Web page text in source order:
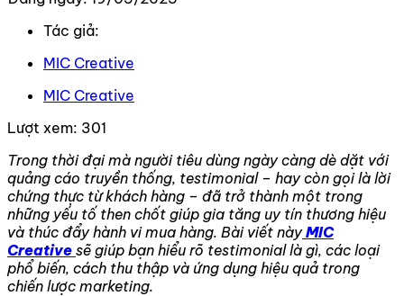
Tác giả:
MIC Creative
MIC Creative
Lượt xem: 301
Trong thời đại mà người tiêu dùng ngày càng dè dặt với
quảng cáo truyền thống, testimonial – hay còn gọi là lời
chứng thực từ khách hàng – đã trở thành một trong
những yếu tố then chốt giúp gia tăng uy tín thương hiệu
và thúc đẩy hành vi mua hàng. Bài viết nàyMIC
Creative sẽ giúp bạn hiểu rõ testimonial là gì, các loại
phổ biến, cách thu thập và ứng dụng hiệu quả trong
chiến lược marketing.